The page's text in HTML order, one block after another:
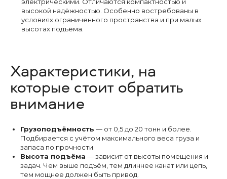
электрическими. Отличаются компактностью и
высокой надёжностью. Особенно востребованы в
условиях ограниченного пространства и при малых
высотах подъёма.
Характеристики, на
которые стоит обратить
внимание
Грузоподъёмность — от 0,5 до 20 тонн и более.
Подбирается с учётом максимального веса груза и
запаса по прочности.
Высота подъёма — зависит от высоты помещения и
задач. Чем выше подъём, тем длиннее канат или цепь,
тем мощнее должен быть привод.